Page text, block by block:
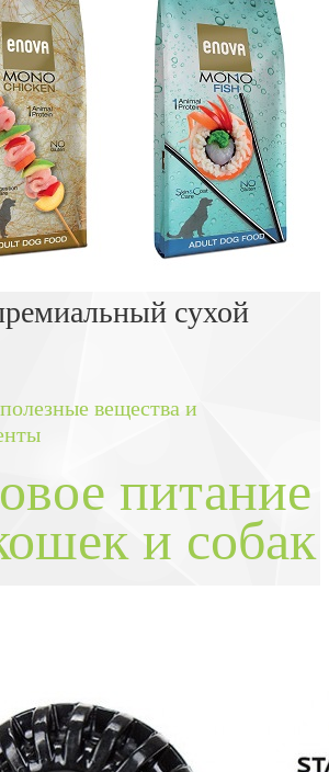
сухой
вещества и
питание
и собак